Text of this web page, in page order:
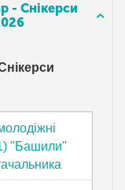
- Снікерси
"Башили"